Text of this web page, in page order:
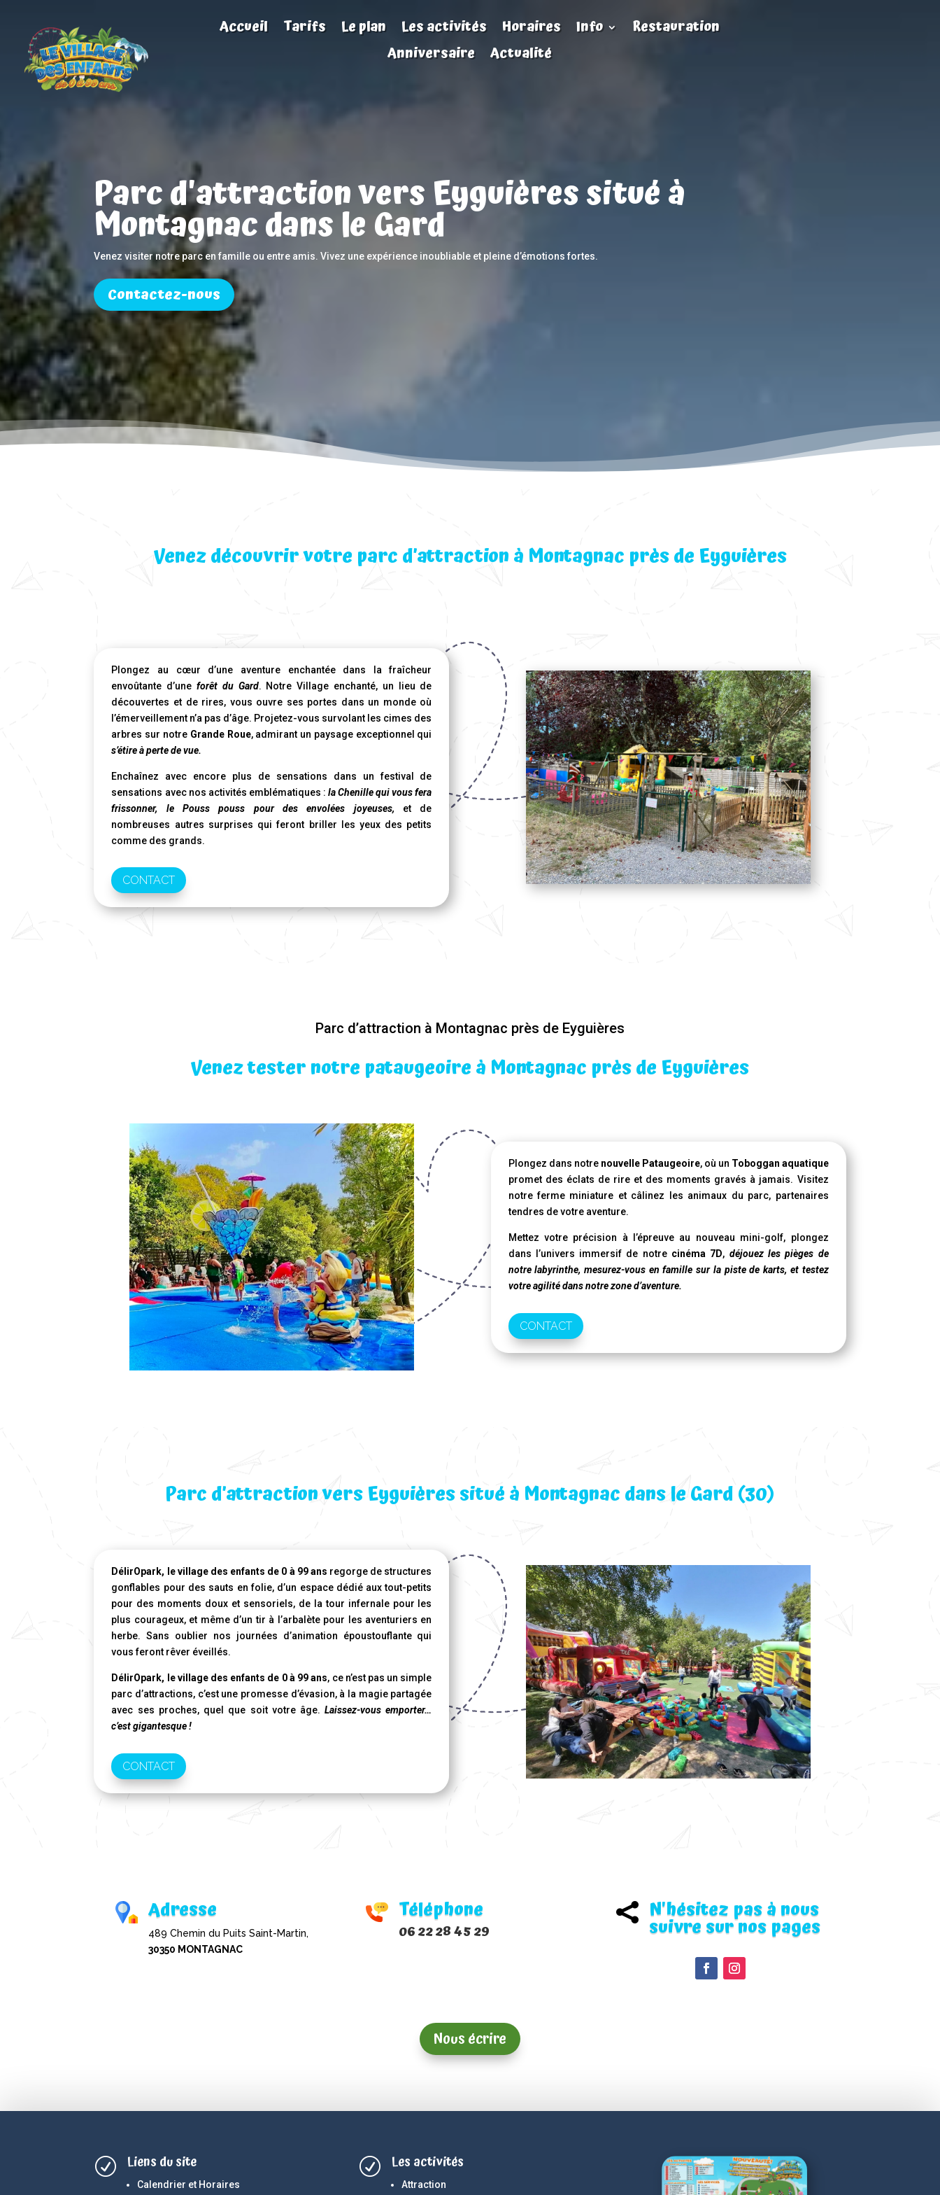
Accueil Tarifs Le plan Les activités Horaires Info
Restauration
Anniversaire
Actualité
Parc d'attraction vers Eyguières situé à
Montagnac dans le Gard
Venez visiter notre parc en famille ou entre amis. Vivez une expérience inoubliable et pleine d’émotions fortes.
Contactez-nous
Venez découvrir votre parc d’attraction à Montagnac près de Eyguières
Plongez au cœur d’une aventure enchantée dans la fraîcheur
envoûtante d’uneforêt du Gard. Notre Village enchanté, un lieu de
découvertes et de rires, vous ouvre ses portes dans un monde où
l’émerveillement n’a pas d’âge. Projetez-vous survolant les cimes des
arbres sur notre Grande Roue, admirant un paysage exceptionnel qui
s’étire à perte de vue.
Enchaînez avec encore plus de sensations dans un festival de
sensations avec nos activités emblématiques :la Chenille qui vous fera
frissonner, le Pouss pouss pour des envolées joyeuses, et de
nombreuses autres surprises qui feront briller les yeux des petits
comme des grands.
CONTACT
Parc d’attraction à Montagnac près de Eyguières
Venez tester notre pataugeoire à Montagnac près de Eyguières
Plongez dans notre nouvelle Pataugeoire, où un Toboggan aquatique
promet des éclats de rire et des moments gravés à jamais. Visitez
notre ferme miniature et câlinez les animaux du parc, partenaires
tendres de votre aventure.
Mettez votre précision à l’épreuve au nouveau mini-golf, plongez
dans l’univers immersif de notre cinéma 7D, déjouez les pièges de
notre labyrinthe, mesurez-vous en famille sur la piste de karts, et testez
votre agilité dans notre zone d’aventure.
CONTACT
Parc d’attraction vers Eyguières situé à Montagnac dans le Gard (30)
DélirOpark, le village des enfants de 0 à 99 ans regorge de structures
gonflables pour des sauts en folie, d’un espace dédié aux tout-petits
pour des moments doux et sensoriels, de la tour infernale pour les
plus courageux, et même d’un tir à l’arbalète pour les aventuriers en
herbe. Sans oublier nos journées d’animation époustouflante qui
vous feront rêver éveillés.
DélirOpark, le village des enfants de 0 à 99 ans, ce n’est pas un simple
parc d’attractions, c’est une promesse d’évasion, à la magie partagée
avec ses proches, quel que soit votre âge.Laissez-vous emporter…
c’est gigantesque !
CONTACT
Adresse
489 Chemin du Puits Saint-Martin,
30350 MONTAGNAC
Téléphone
06 22 28 45 29
 N'hésitez pas à nous
suivre sur nos pages
Nous écrire
R Liens du site
Calendrier et Horaires
R Les activités
Attraction